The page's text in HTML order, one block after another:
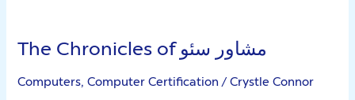
The Chronicles of مشاور سئو
Computers, Computer Certification /Crystle Connor
The
of